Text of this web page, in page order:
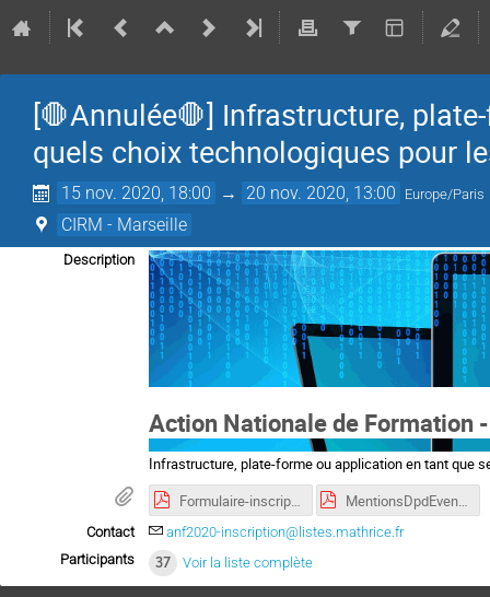
[🛑Annulée🛑] Infrastructure,
quels choix technologiques pour
15 nov. 2020, 18:00 → 20 nov. 2020, 13:00 Europe/Paris
CIRM - Marseille
Description
Action Nationale de Formation
Infrastructure, plate-forme ou application en tant que
Formulaire-inscription.pdf
MentionsDpdEvenementsMathrice.pdf
Contact
anf2020-inscription@listes.mathrice.fr
Participants
37 Voir la liste complète